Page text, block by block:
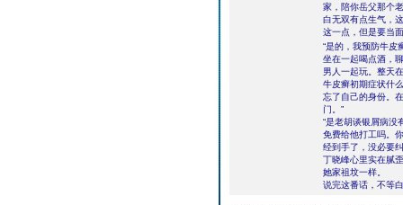
家，陪你岳父那个
白无双有点生气，
这一点，但是要当
“是的，我预防牛皮
坐在一起喝点酒，
男人一起玩。整天
牛皮癣初期症状什
忘了自己的身份。
门。”
“是老胡谈银屑病没
免费给他打工吗。
经到手了，没必要
丁晓峰心里实在腻
她家祖坟一样。
说完这番话，不等